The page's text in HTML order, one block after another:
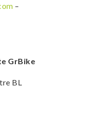
–
GrBike
BL